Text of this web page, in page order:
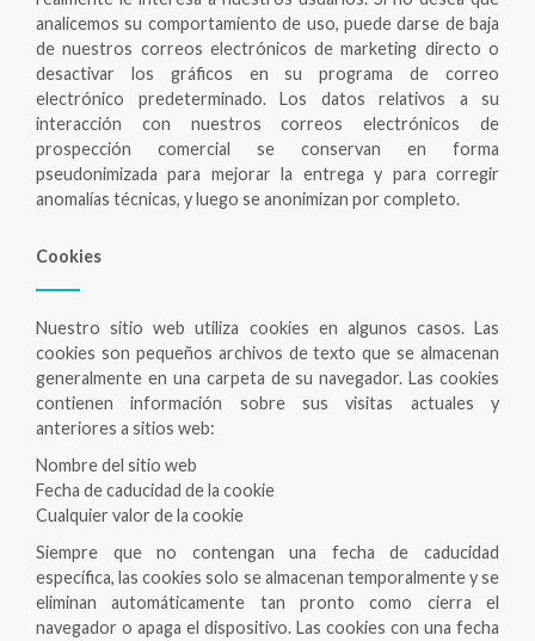
analicemos su comportamiento de uso, puede darse de baja
de nuestros correos electrónicos de marketing directo o
desactivar los gráficos en su programa de correo
electrónico predeterminado. Los datos relativos a su
interacción con nuestros correos electrónicos de
prospección comercial se conservan en forma
pseudonimizada para mejorar la entrega y para corregir
anomalías técnicas, y luego se anonimizan por completo.
Cookies
Nuestro sitio web utiliza cookies en algunos casos. Las
cookies son pequeños archivos de texto que se almacenan
generalmente en una carpeta de su navegador. Las cookies
contienen información sobre sus visitas actuales y
anteriores a sitios web:
Nombre del sitio web
Fecha de caducidad de la cookie
Cualquier valor de la cookie
Siempre que no contengan una fecha de caducidad
específica, las cookies solo se almacenan temporalmente y se
eliminan automáticamente tan pronto como cierra el
navegador o apaga el dispositivo. Las cookies con una fecha